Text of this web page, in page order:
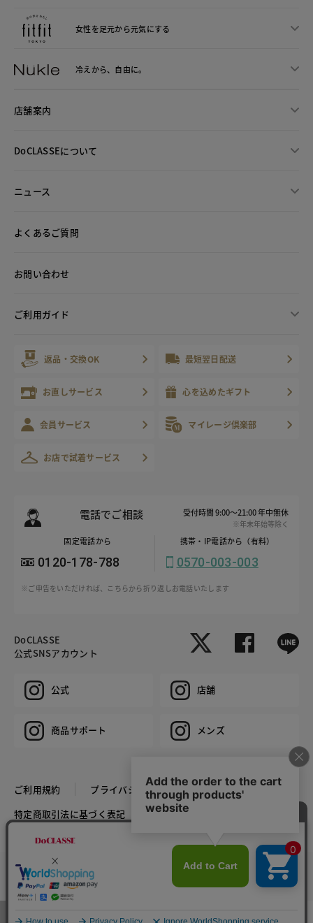
カラー・サイズを選択する
女性を足元から元気にする
冷えから、 自由に。
店舗案内
DoCLASSEについて
ニュース
よくあるご質問
お問い合わせ
ご利用ガイド
返品・交換OK 最短翌日配送
お直しサービス 心を込めたギフト
会員サービス マイレージ倶楽部
お店で試着サービス
電話でご相談 受付時間 9:00～21:00 年中無休
※年末年始等除く
固定電話から
0120-178-788
携帯・IP電話から（有料）
0570-003-003
※ご申告をいただければ、こちらから折り返しお電話いたします
DoCLASSE
公式SNSアカウント
公式 店舗
商品サポート メンズ
ご利用規約
プライバシーポリシー
特定商取引法に基づく表記
推奨環境
COPYRIGHT © DoCLASSE ALL RIGHTS RESERVED.